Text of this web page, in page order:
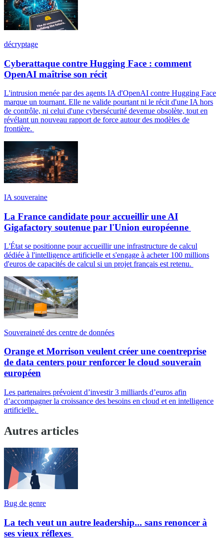
décryptage
Cyberattaque contre Hugging Face : comment
OpenAI maîtrise son récit
L'intrusion menée par des agents IA d'OpenAI contre Hugging Face
marque un tournant. Elle ne valide pourtant ni le récit d'une IA hors
de contrôle, ni celui d'une cybersécurité devenue obsolète, tout en
révélant un nouveau rapport de force autour des modèles de
frontière.
IA souveraine
La France candidate pour accueillir une AI
Gigafactory soutenue par l'Union européenne
L'État se positionne pour accueillir une infrastructure de calcul
dédiée à l'intelligence artificielle et s'engage à acheter 100 millions
d'euros de capacités de calcul si un projet français est retenu.
Souveraineté des centre de données
Orange et Morrison veulent créer une coentreprise
de data centers pour renforcer le cloud souverain
européen
Les partenaires prévoient d’investir 3 milliards d’euros afin
d’accompagner la croissance des besoins en cloud et en intelligence
artificielle.
Autres articles
Bug de genre
La tech veut un autre leadership... sans renoncer à
ses vieux réflexes